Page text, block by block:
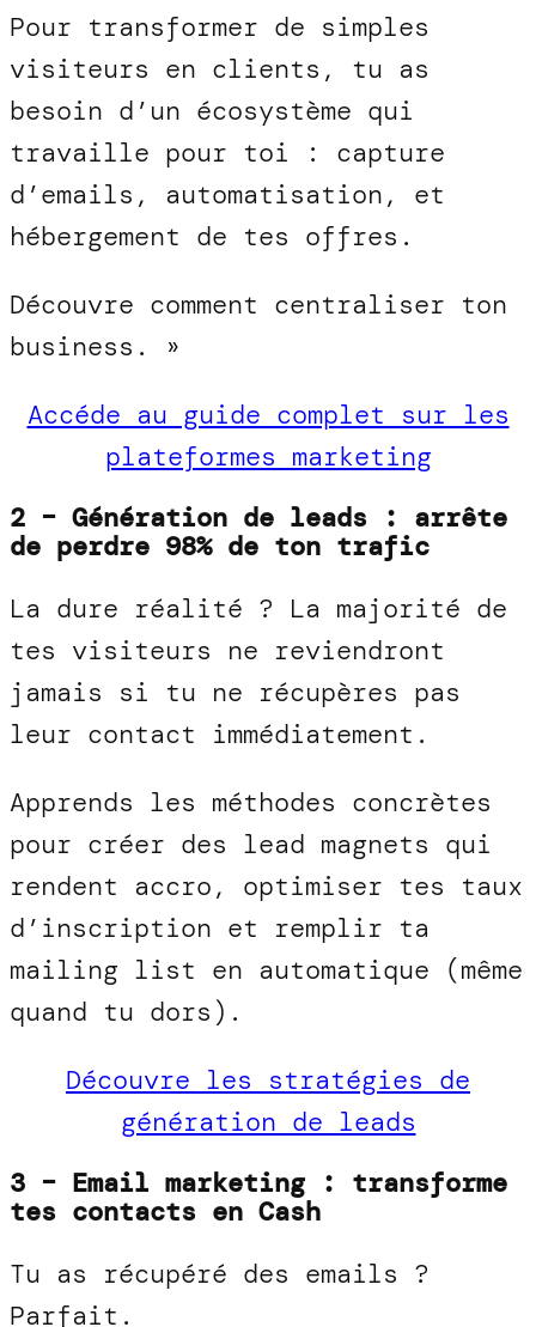
Pour transformer de simples
visiteurs en clients, tu as
besoin d’un écosystème qui
travaille pour toi : capture
d’emails, automatisation, et
hébergement de tes offres.
Découvre comment centraliser ton
business. »
Accéde au guide complet sur les
plateformes marketing
2 – Génération de leads : arrête
de perdre 98% de ton trafic
La dure réalité ? La majorité de
tes visiteurs ne reviendront
jamais si tu ne récupères pas
leur contact immédiatement.
Apprends les méthodes concrètes
pour créer des lead magnets qui
rendent accro, optimiser tes taux
d’inscription et remplir ta
mailing list en automatique (même
quand tu dors).
Découvre les stratégies de
génération de leads
3 – Email marketing : transforme
tes contacts en Cash
Tu as récupéré des emails ?
Parfait.